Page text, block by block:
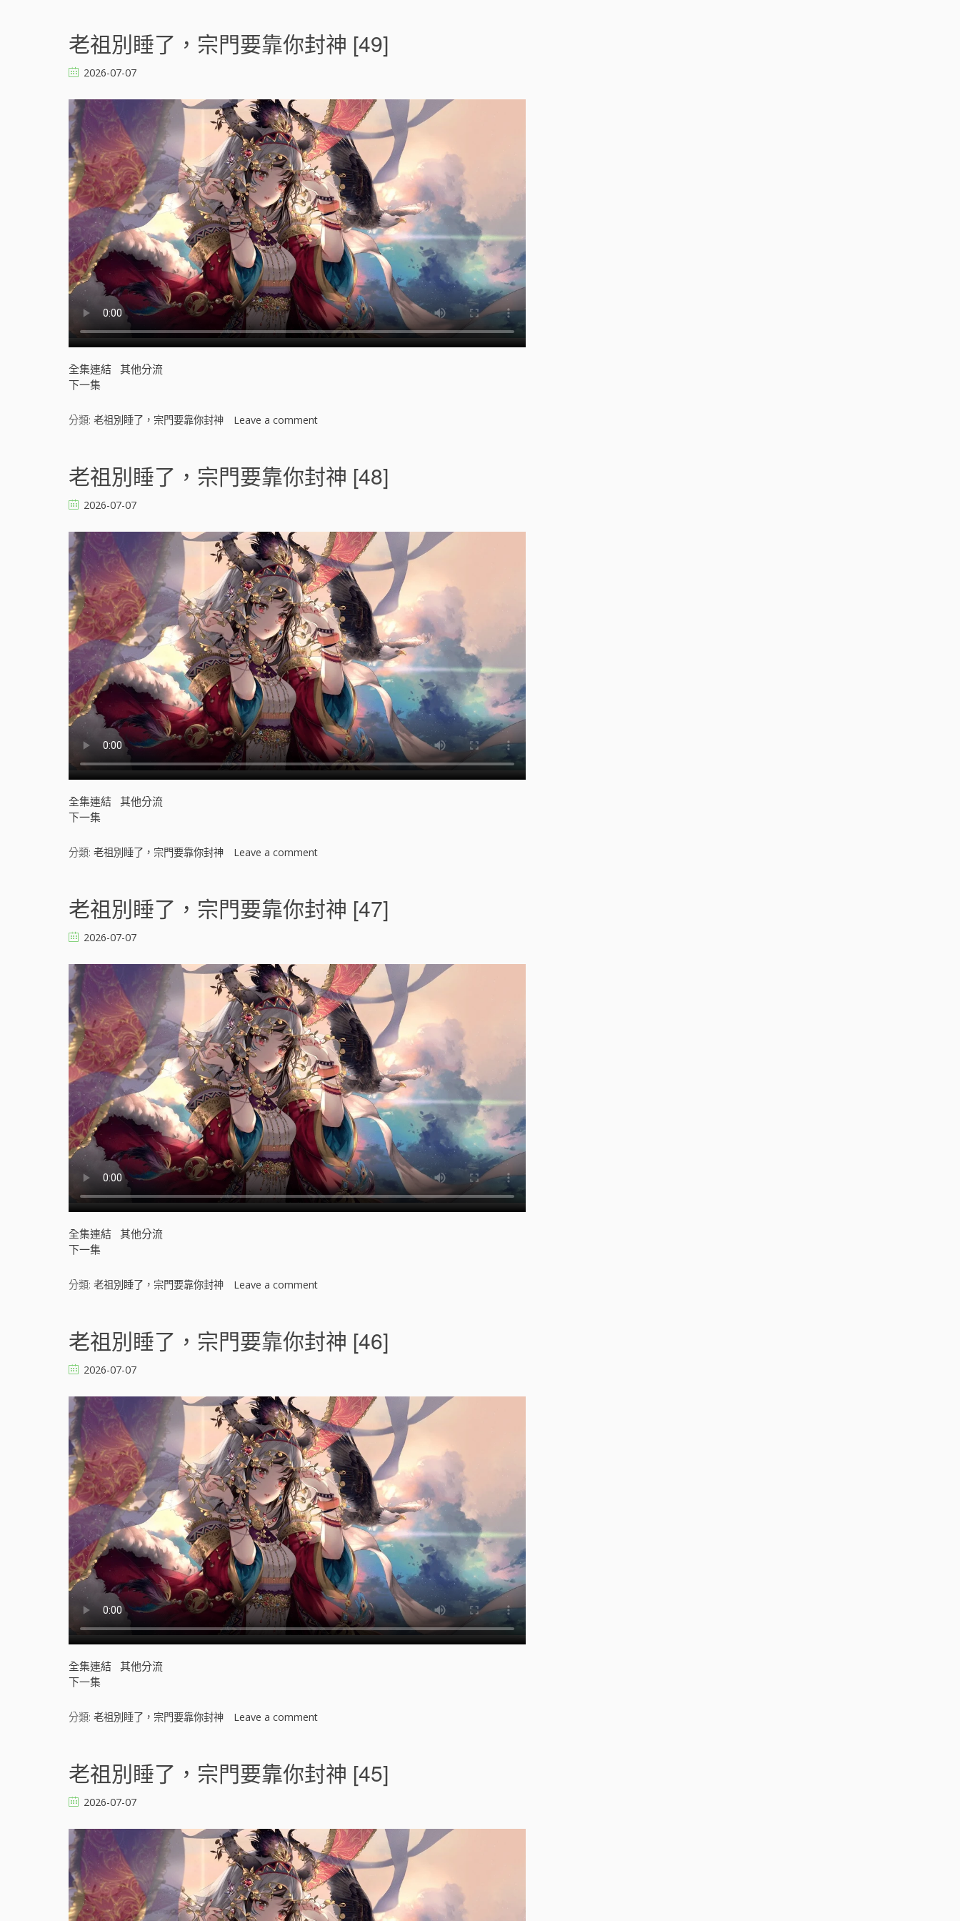
祖
別
宗
門
要
靠
你
封
神
[
]
老祖別睡了，宗門要靠你封神 [49]
2026-07-07
全集連結 其他分流
下一集
分類: 老祖別睡了，宗門要靠你封神 Leave a comment
祖
別
宗
門
要
靠
你
封
神
[
]
老祖別睡了，宗門要靠你封神 [48]
2026-07-07
全集連結 其他分流
下一集
分類: 老祖別睡了，宗門要靠你封神 Leave a comment
祖
別
宗
門
要
靠
你
封
神
[
]
老祖別睡了，宗門要靠你封神 [47]
2026-07-07
全集連結 其他分流
下一集
分類: 老祖別睡了，宗門要靠你封神 Leave a comment
祖
別
宗
門
要
靠
你
封
神
[
]
老祖別睡了，宗門要靠你封神 [46]
2026-07-07
全集連結 其他分流
下一集
分類: 老祖別睡了，宗門要靠你封神 Leave a comment
祖
別
宗
門
要
靠
你
封
老祖別睡了，宗門要靠你封神 [45]
2026-07-07